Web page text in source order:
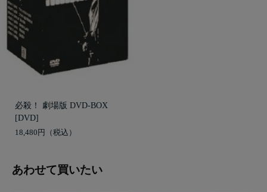
必殺！ 劇場版 DVD-BOX
[DVD]
18,480円
あわせて買いたい